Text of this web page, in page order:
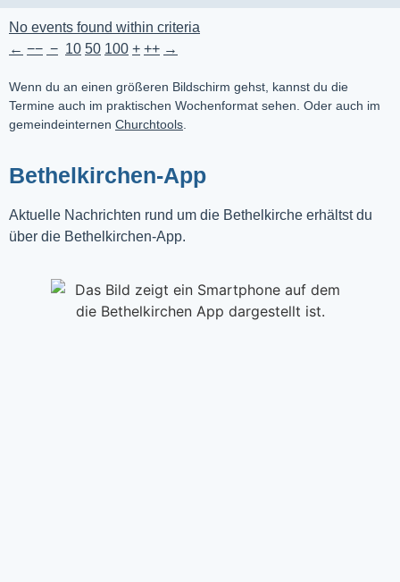
No events found within criteria
← −− − 10 50 100 + ++ →
Wenn du an einen größeren Bildschirm gehst, kannst du die
Termine auch im praktischen Wochenformat sehen. Oder auch im
gemeindeinternen Churchtools
Bethelkirchen-App
Aktuelle Nachrichten rund um die Bethelkirche erhältst du
über die Bethelkirchen-App.